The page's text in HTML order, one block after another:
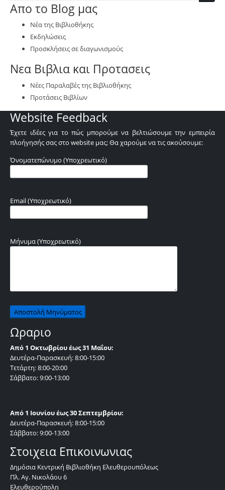
Απο το Blog μας
Νέα της Βιβλιοθήκης
Εκδηλώσεις
Προσκλήσεις σε διαγωνισμούς
Νεα Βιβλια και Προτασεις
Νέες Παραλαβές της Βιβλιοθήκης
Προτάσεις Βιβλίων
Website Feedback
Έχετε ιδέες για το πώς μπορούμε να βελτιώσουμε την εμπειρία
πλοήγησής σας στο website μας; Θα χαρούμε να τις ακούσουμε:
Όνοματεπώνυμο (Υποχρεωτικό)
Email (Υποχρεωτικό)
Μήνυμα (Υποχρεωτικό)
Ωραριο
Από 1 Οκτωβρίου έως 31 Μαΐου:
Δευτέρα-Παρασκευή: 8:00-15:00
Τετάρτη: 8:00-20:00
Σάββατο: 9:00-13:00
Από 1 Ιουνίου έως 30 Σεπτεμβρίου:
Δευτέρα-Παρασκευή: 8:00-15:00
Σάββατο: 9:00-13:00
Στοιχεια Επικοινωνιας
Δημόσια Κεντρική Βιβλιοθήκη Ελευθερουπόλεως
Πλ. Αγ. Νικολάου 6
Ελευθερούπολη